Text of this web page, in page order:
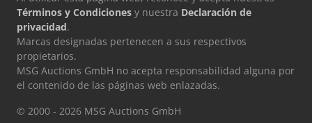
Términos y Condiciones y nuestra Declaración de
privacidad.
Marcas designadas pertenecen a sus respectivos
propietarios.
MSG Auctions GmbH no acepta responsabilidad alguna por
el contenido de las páginas web enlazadas.
© 2000 - 2026 MSG Auctions GmbH